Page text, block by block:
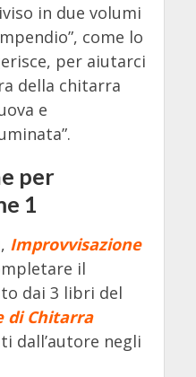
in due volumi
come lo
per aiutarci
della chitarra
e
per
1
Improvvisazione
il
dai 3 libri del
di Chitarra
dall’autore negli